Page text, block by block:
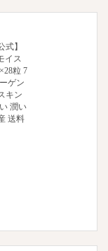
式】
イス
粒 7
ゲン
キン
潤い
送料